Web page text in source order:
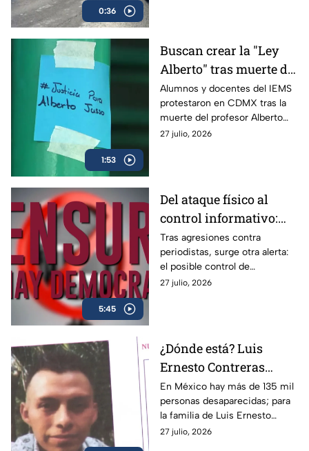
0:36
1:53
Buscan crear la "Ley
Alberto" tras muerte de
profesor del IEMS
señalado por acoso
Alumnos y docentes del IEMS
protestaron en CDMX tras la
muerte del profesor Alberto
Israel Jasso; exigen cuidar la
27 julio, 2026
5:45
Del ataque físico al
control informativo:
periodistas enfrentan
una nueva batalla por
la libertad de expresión
Tras agresiones contra
periodistas, surge otra alerta:
el posible control de
contenidos y la disputa por
27 julio, 2026
¿Dónde está? Luis
Ernesto Contreras
desapareció en la
colonia Obrera de
CDMX: salió de casa sin
celular
En México hay más de 135 mil
personas desaparecidas; para
la familia de Luis Ernesto
Contreras es una dolorosa
27 julio, 2026